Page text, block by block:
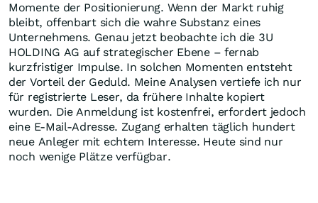
Momente der Positionierung. Wenn der Markt ruhig
bleibt, offenbart sich die wahre Substanz eines
Unternehmens. Genau jetzt beobachte ich die 3U
HOLDING AG auf strategischer Ebene – fernab
kurzfristiger Impulse. In solchen Momenten entsteht
der Vorteil der Geduld. Meine Analysen vertiefe ich nur
für registrierte Leser, da frühere Inhalte kopiert
wurden. Die Anmeldung ist kostenfrei, erfordert jedoch
eine E-Mail-Adresse. Zugang erhalten täglich hundert
neue Anleger mit echtem Interesse. Heute sind nur
noch wenige Plätze verfügbar.